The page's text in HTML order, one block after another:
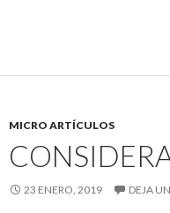
MICRO ARTÍCULOS
23 ENERO, 2019 DEJA